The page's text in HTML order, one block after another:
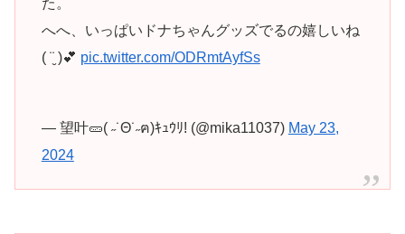
た。
へへ、いっぱいドナちゃんグッズでるの嬉しいね
( ¨̮ )💕 pic.twitter.com/ODRmtAyfSs
— 望叶🥒( ˶˙Θ˙˶ฅ)ｷｭｳﾘ! (@mika11037) May 23,
2024